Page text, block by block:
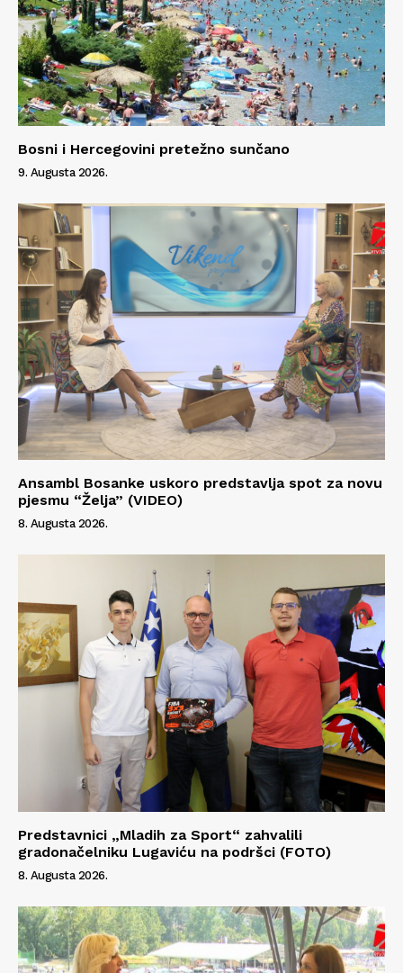
Info
O nama
Kontakt
Impressum
Bosni i Hercegovini pretežno sunčano
9. Augusta 2026.
Ansambl Bosanke uskoro predstavlja spot za novu
pjesmu “Želja” (VIDEO)
8. Augusta 2026.
Predstavnici „Mladih za Sport“ zahvalili
gradonačelniku Lugaviću na podršci (FOTO)
8. Augusta 2026.